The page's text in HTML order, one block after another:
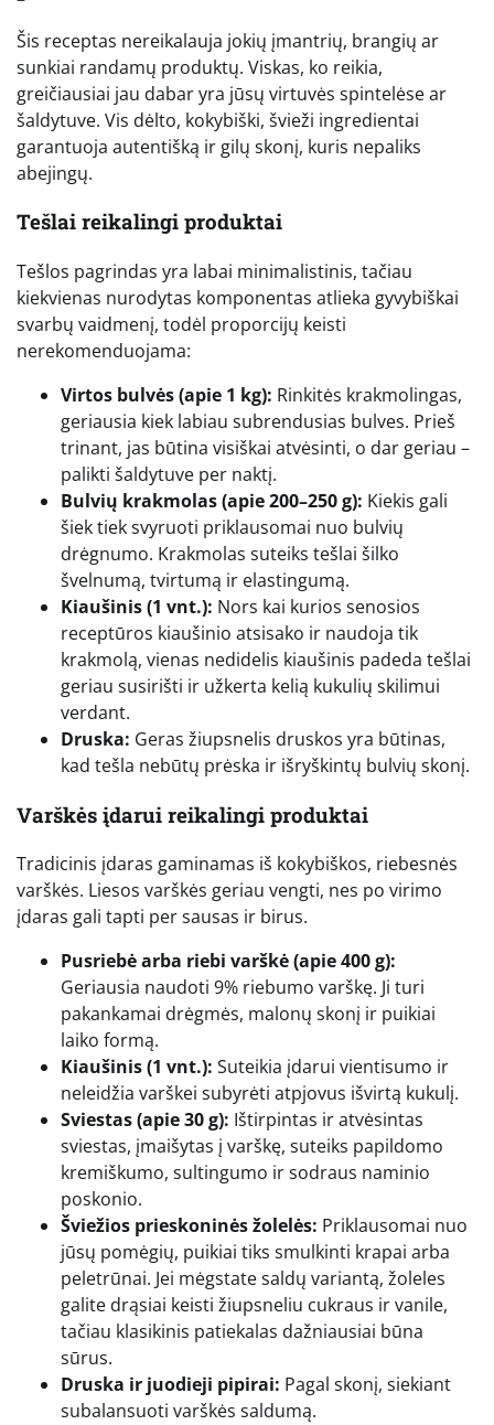
Šis receptas nereikalauja jokių įmantrių, brangių ar
sunkiai randamų produktų. Viskas, ko reikia,
greičiausiai jau dabar yra jūsų virtuvės spintelėse ar
šaldytuve. Vis dėlto, kokybiški, švieži ingredientai
garantuoja autentišką ir gilų skonį, kuris nepaliks
abejingų.
Tešlai reikalingi produktai
Tešlos pagrindas yra labai minimalistinis, tačiau
kiekvienas nurodytas komponentas atlieka gyvybiškai
svarbų vaidmenį, todėl proporcijų keisti
nerekomenduojama:
Virtos bulvės (apie 1 kg): Rinkitės krakmolingas,
geriausia kiek labiau subrendusias bulves. Prieš
trinant, jas būtina visiškai atvėsinti, o dar geriau –
palikti šaldytuve per naktį.
Bulvių krakmolas (apie 200–250 g): Kiekis gali
šiek tiek svyruoti priklausomai nuo bulvių
drėgnumo. Krakmolas suteiks tešlai šilko
švelnumą, tvirtumą ir elastingumą.
Kiaušinis (1 vnt.): Nors kai kurios senosios
receptūros kiaušinio atsisako ir naudoja tik
krakmolą, vienas nedidelis kiaušinis padeda tešlai
geriau susirišti ir užkerta kelią kukulių skilimui
verdant.
Druska: Geras žiupsnelis druskos yra būtinas,
kad tešla nebūtų prėska ir išryškintų bulvių skonį.
Varškės įdarui reikalingi produktai
Tradicinis įdaras gaminamas iš kokybiškos, riebesnės
varškės. Liesos varškės geriau vengti, nes po virimo
įdaras gali tapti per sausas ir birus.
Pusriebė arba riebi varškė (apie 400 g):
Geriausia naudoti 9% riebumo varškę. Ji turi
pakankamai drėgmės, malonų skonį ir puikiai
laiko formą.
Kiaušinis (1 vnt.): Suteikia įdarui vientisumo ir
neleidžia varškei subyrėti atpjovus išvirtą kukulį.
Sviestas (apie 30 g): Ištirpintas ir atvėsintas
sviestas, įmaišytas į varškę, suteiks papildomo
kremiškumo, sultingumo ir sodraus naminio
poskonio.
Šviežios prieskoninės žolelės: Priklausomai nuo
jūsų pomėgių, puikiai tiks smulkinti krapai arba
peletrūnai. Jei mėgstate saldų variantą, žoleles
galite drąsiai keisti žiupsneliu cukraus ir vanile,
tačiau klasikinis patiekalas dažniausiai būna
sūrus.
Druska ir juodieji pipirai: Pagal skonį, siekiant
subalansuoti varškės saldumą.